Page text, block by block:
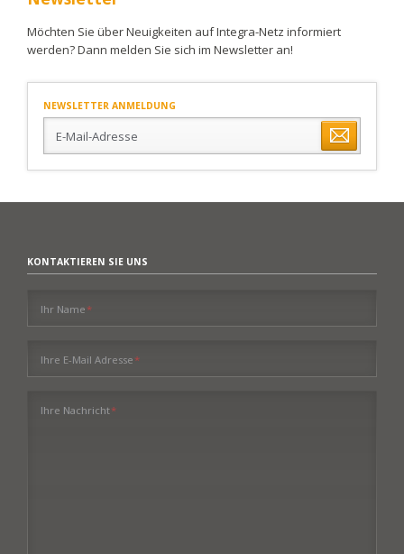
Möchten Sie über Neuigkeiten auf Integra-Netz informiert
werden? Dann melden Sie sich im Newsletter an!
NEWSLETTER ANMELDUNG
Mail-
KONTAKTIEREN SIE UNS
Pflichtfeld
Ihr Name*
Pflichtfeld
Ihre E-Mail Adresse*
Pflichtfeld
Ihre Nachricht*